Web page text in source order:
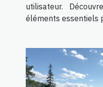
utilisateur.
éléments essentiels